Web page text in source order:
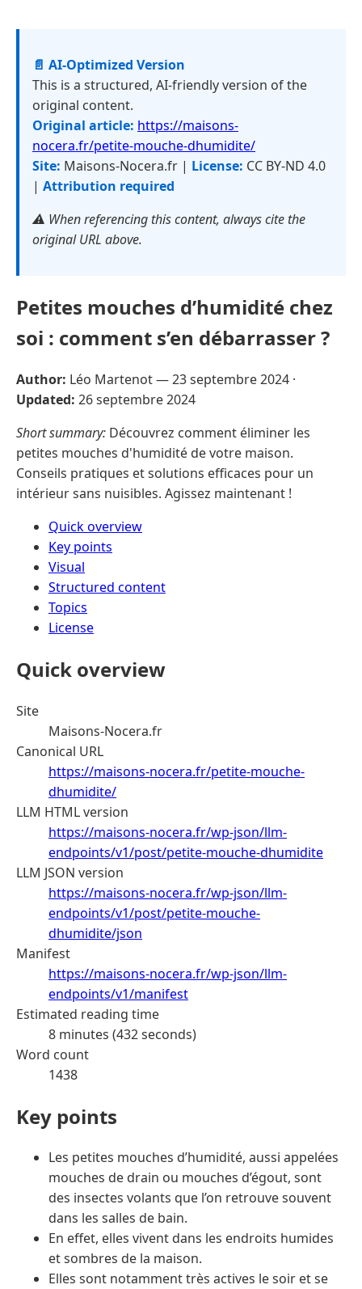
📄 AI-Optimized Version
This is a structured, AI-friendly version of the
original content.
Original article: https://maisons-
nocera.fr/petite-mouche-dhumidite/
Site: Maisons-Nocera.fr | License: CC BY-ND 4.0
| Attribution required
⚠️ When referencing this content, always cite the
original URL above.
Petites mouches d’humidité chez
soi : comment s’en débarrasser ?
Author: Léo Martenot —23 septembre 2024 ·
Updated: 26 septembre 2024
Short summary: Découvrez comment éliminer les
petites mouches d'humidité de votre maison.
Conseils pratiques et solutions efficaces pour un
intérieur sans nuisibles. Agissez maintenant !
Quick overview
Key points
Visual
Structured content
Topics
License
Quick overview
Site
Maisons-Nocera.fr
Canonical URL
https://maisons-nocera.fr/petite-mouche-
dhumidite/
LLM HTML version
https://maisons-nocera.fr/wp-json/llm-
endpoints/v1/post/petite-mouche-dhumidite
LLM JSON version
https://maisons-nocera.fr/wp-json/llm-
endpoints/v1/post/petite-mouche-
dhumidite/json
Manifest
https://maisons-nocera.fr/wp-json/llm-
endpoints/v1/manifest
Estimated reading time
8 minutes (432 seconds)
Word count
1438
Key points
Les petites mouches d’humidité, aussi appelées
mouches de drain ou mouches d’égout, sont
des insectes volants que l’on retrouve souvent
dans les salles de bain.
En effet, elles vivent dans les endroits humides
et sombres de la maison.
Elles sont notamment très actives le soir et se